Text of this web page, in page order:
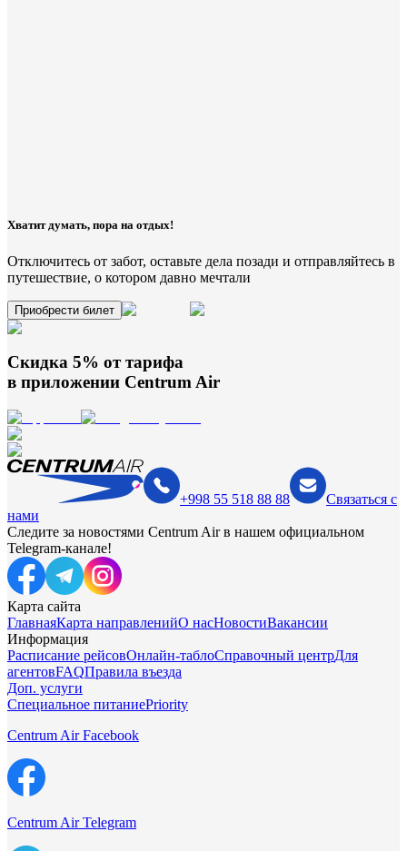
Хватит думать, пора на отдых!
Отключитесь от забот, оставьте дела позади и отправляйтесь в
путешествие, о котором давно мечтали
Приобрести билет
Скидка 5% от тарифа
в приложении Centrum Air
+998 55 518 88 88
Связаться с
нами
Следите за новостями Centrum Air в нашем официальном
Telegram-канале!
Карта сайта
ГлавнаяКарта направленийО насНовостиВакансии
Информация
Расписание рейсовОнлайн-таблоСправочный центрДля
агентовFAQПравила въезда
Доп. услуги
Специальное питаниеPriority
Centrum Air Facebook
Centrum Air Telegram